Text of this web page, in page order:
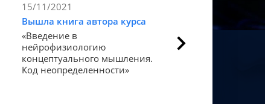
15/11/2021
Вышла книга автора курса
«Введение в
нейрофизиологию
концептуального мышления.
Код неопределенности»
Статья в Forbes
Как мозг
«счастье».